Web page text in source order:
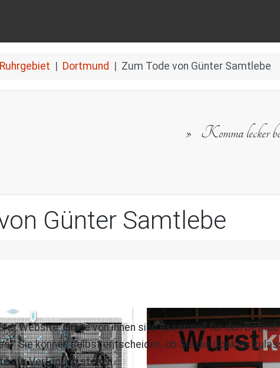
Ruhrgebiet Dortmund Zum Tode von Günter Samtlebe
Komma lecker
Günter Samtlebe
Website. Einige von ihnen sind essenziell für den
Sie können selbst entscheiden, ob Sie die Cookies
zur Verfügung stehen.